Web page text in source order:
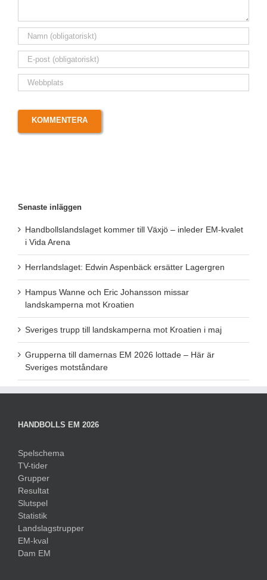
Senaste inläggen
Handbollslandslaget kommer till Växjö – inleder EM-kvalet
i Vida Arena
Herrlandslaget: Edwin Aspenbäck ersätter Lagergren
Hampus Wanne och Eric Johansson missar
landskamperna mot Kroatien
Sveriges trupp till landskamperna mot Kroatien i maj
Grupperna till damernas EM 2026 lottade – Här är
Sveriges motståndare
HANDBOLLS EM 2026
Spelschema
TV-tider
Grupper
Resultat
Slutspel
Statistik
Landslagstrupper
EM-kval
Dam EM